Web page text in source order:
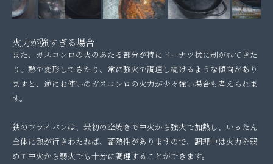
火力が強すぎる場合
また、ガスコンロの火のあたる部分が特にドーナツ状に剥がれてきた
り、熱で変形してきたり、常に強火で調理し続けるような傾向があり
ますと、逆にお使いのガスコンロの火力が少々強い場合も考えられま
す。
鉄のフライパンは、最初の空焼きで中火から強火で加熱し、いったん
全体に熱が行きわたれば、蓄熱性がありますので、調理中は火力を弱
めて中火から弱火でも十分に調理することができます。